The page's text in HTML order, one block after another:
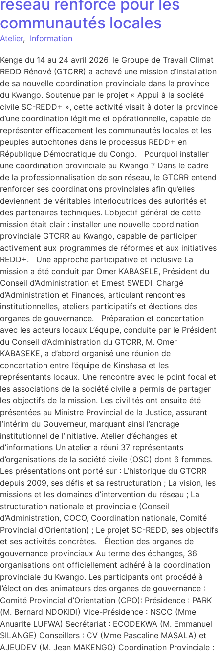
réseau renforcé pour les
communautés locales
Atelier, Information
Kenge du 14 au 24 avril 2026, le Groupe de Travail Climat
REDD Rénové (GTCRR) a achevé une mission d’installation
de sa nouvelle coordination provinciale dans la province
du Kwango. Soutenue par le projet « Appui à la société
civile SC-REDD+ », cette activité visait à doter la province
d’une coordination légitime et opérationnelle, capable de
représenter efficacement les communautés locales et les
peuples autochtones dans le processus REDD+ en
République Démocratique du Congo. Pourquoi installer
une coordination provinciale au Kwango ? Dans le cadre
de la professionnalisation de son réseau, le GTCRR entend
renforcer ses coordinations provinciales afin qu’elles
deviennent de véritables interlocutrices des autorités et
des partenaires techniques. L’objectif général de cette
mission était clair : installer une nouvelle coordination
provinciale GTCRR au Kwango, capable de participer
activement aux programmes de réformes et aux initiatives
REDD+. Une approche participative et inclusive La
mission a été conduit par Omer KABASELE, Président du
Conseil d’Administration et Ernest SWEDI, Chargé
d’Administration et Finances, articulant rencontres
institutionnelles, ateliers participatifs et élections des
organes de gouvernance. Préparation et concertation
avec les acteurs locaux L’équipe, conduite par le Président
du Conseil d’Administration du GTCRR, M. Omer
KABASEKE, a d’abord organisé une réunion de
concertation entre l’équipe de Kinshasa et les
représentants locaux. Une rencontre avec le point focal et
les associations de la société civile a permis de partager
les objectifs de la mission. Les civilités ont ensuite été
présentées au Ministre Provincial de la Justice, assurant
l’intérim du Gouverneur, marquant ainsi l’ancrage
institutionnel de l’initiative. Atelier d’échanges et
d’informations Un atelier a réuni 37 représentants
d’organisations de la société civile (OSC) dont 6 femmes.
Les présentations ont porté sur : L’historique du GTCRR
depuis 2009, ses défis et sa restructuration ; La vision, les
missions et les domaines d’intervention du réseau ; La
structuration nationale et provinciale (Conseil
d’Administration, COCO, Coordination nationale, Comité
Provincial d’Orientation) ; Le projet SC-REDD, ses objectifs
et ses activités concrètes. Élection des organes de
gouvernance provinciaux Au terme des échanges, 36
organisations ont officiellement adhéré à la coordination
provinciale du Kwango. Les participants ont procédé à
l’élection des animateurs des organes de gouvernance :
Comité Provincial d’Orientation (CPO): Présidence : PARK
(M. Bernard NDOKIDI) Vice-Présidence : NSCC (Mme
Anuarite LUFWA) Secrétariat : ECODEKWA (M. Emmanuel
SILANGE) Conseillers : CV (Mme Pascaline MASALA) et
AJEUDEV (M. Jean MAKENGO) Coordination Provinciale :